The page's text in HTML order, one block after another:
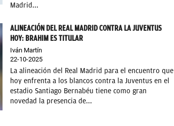
Madrid...
ALINEACIÓN DEL REAL MADRID CONTRA LA JUVENTUS
HOY: BRAHIM ES TITULAR
Iván Martín
22-10-2025
La alineación del Real Madrid para el encuentro que
hoy enfrenta a los blancos contra la Juventus en el
estadio Santiago Bernabéu tiene como gran
novedad la presencia de...